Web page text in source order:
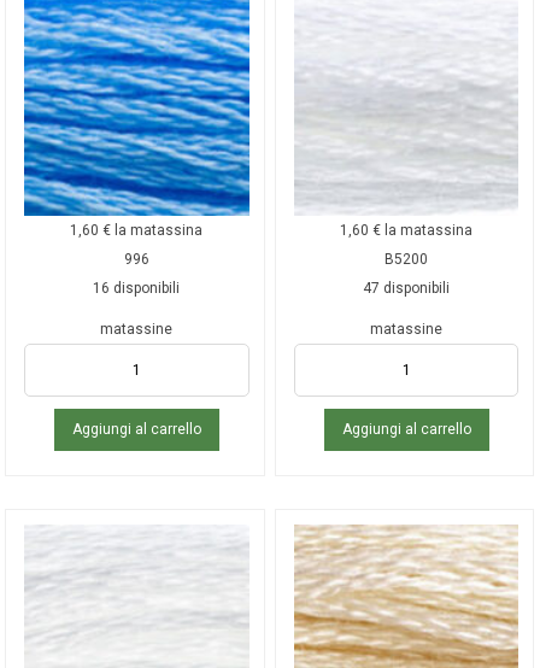
1,60€ la matassina
996
16 disponibili
matassine
Aggiungi al carrello
1,60€ la matassina
B5200
47 disponibili
matassine
Aggiungi al carrello